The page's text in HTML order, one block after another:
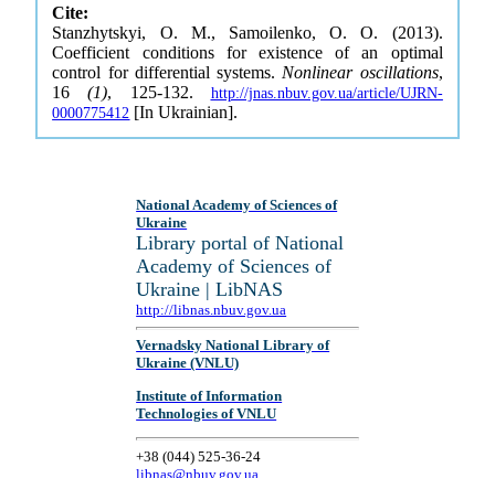
Cite:
Stanzhytskyi, O. M., Samoilenko, O. O. (2013).
Coefficient conditions for existence of an optimal
control for differential systems. Nonlinear oscillations,
16(1), 125-132. http://jnas.nbuv.gov.ua/article/UJRN-
0000775412 [In Ukrainian].
National Academy of Sciences of
Ukraine
Library portal of National
Academy of Sciences of
Ukraine | LibNAS
http://libnas.nbuv.gov.ua
Vernadsky National Library of
Ukraine (VNLU)
Institute of Information
Technologies of VNLU
+38 (044) 525-36-24
libnas@nbuv.gov.ua